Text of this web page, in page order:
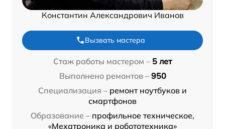
Константин Александрович Иванов
Вызвать мастера
Стаж работы мастером – 5 лет
Выполнено ремонтов – 950
Специализация – ремонт ноутбуков и
смартфонов
Образование – профильное техническое,
«Мехатроника и робототехника»